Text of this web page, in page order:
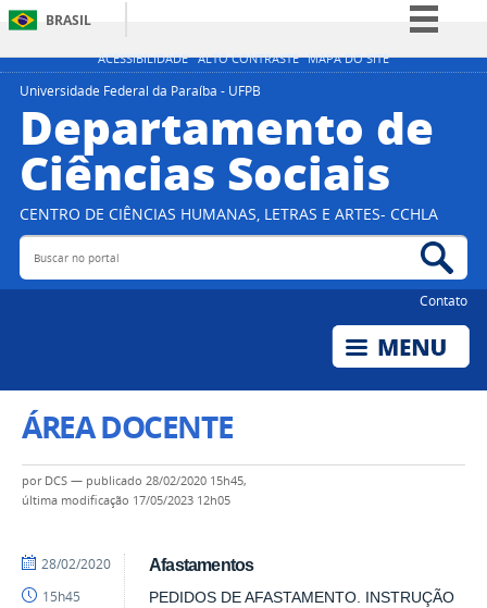
ACESSIBILIDADE ALTO CONTRASTE MAPA DO SITE
BRASIL
Simplifique!
Participe
Acesso à informação
Legislação
Universidade Federal da Paraíba - UFPB
Departamento de
Ciências Sociais
CENTRO DE CIÊNCIAS HUMANAS, LETRAS E ARTES- CCHLA
Buscar no portal
Contato
ÁREA DOCENTE
por DCS — publicado 28/02/2020 15h45,
última modificação 17/05/2023 12h05
Afastamentos
PEDIDOS DE AFASTAMENTO. INSTRUÇÃO
por
<vlibraswidget>edson</vlibraswidget>
publicado
28/02/2020
15h45